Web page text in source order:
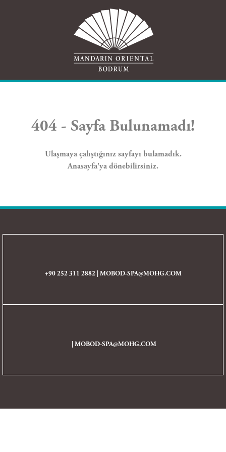
404 - Sayfa Bulunamadı!
Ulaşmaya çalıştığınız sayfayı bulamadık.
Anasayfa'ya dönebilirsiniz.
+90 252 311 2882 MOBOD-SPA@MOHG.COM
MOBOD-SPA@MOHG.COM